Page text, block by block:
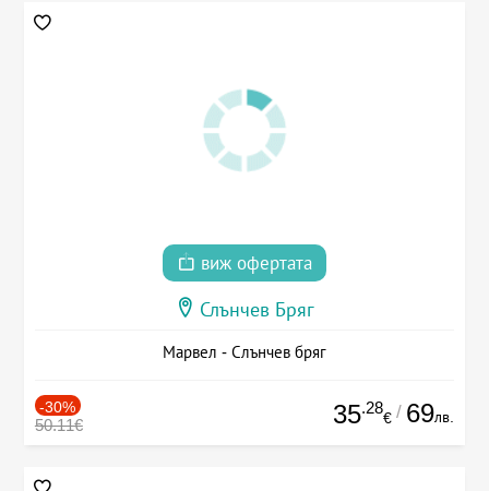
виж офертата
Слънчев Бряг
Марвел - Слънчев бряг
-30%
50.11€ 35.28
€ / 69лв.